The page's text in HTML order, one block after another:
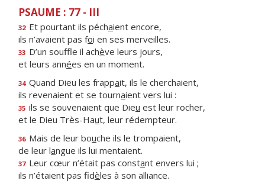
PSAUME : 77 - III
32 Et pourtant ils péchaient encore,
ils n’avaient pas foi en ses merveilles.
33 D’un souffle il achève leurs jours,
et leurs années en un moment.
34 Quand Dieu les frappait, ils le cherchaient,
ils revenaient et se tournaient vers lui :
35 ils se souvenaient que Dieu est leur rocher,
et le Dieu Très-Haut, leur rédempteur.
36 Mais de leur bouche ils le trompaient,
de leur langue ils lui mentaient.
37 Leur cœur n’était pas constant envers lui ;
ils n’étaient pas fidèles à son alliance.